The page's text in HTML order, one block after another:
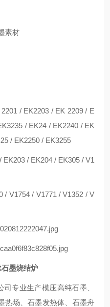
素材
/ EK2203 / EK 2209 / E
/ EK24 / EK2240 / EK
/ EK2250 / EK3255
/ EK204 / EK305 / V1
/ V1754 / V1771 / V1352 / V
墨烧结炉
专业生产模压高纯石墨、
热场、石墨发热体、石墨舟